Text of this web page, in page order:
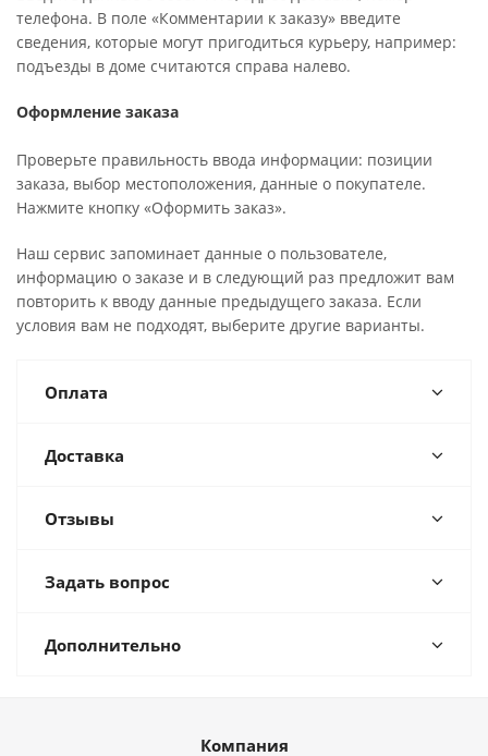
телефона. В поле «Комментарии к заказу» введите
сведения, которые могут пригодиться курьеру, например:
подъезды в доме считаются справа налево.
Оформление заказа
Проверьте правильность ввода информации: позиции
заказа, выбор местоположения, данные о покупателе.
Нажмите кнопку «Оформить заказ».
Наш сервис запоминает данные о пользователе,
информацию о заказе и в следующий раз предложит вам
повторить к вводу данные предыдущего заказа. Если
условия вам не подходят, выберите другие варианты.
Оплата
Доставка
Отзывы
Задать вопрос
Дополнительно
Компания